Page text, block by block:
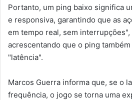
Portanto, um ping baixo significa
e responsiva, garantindo que as
em tempo real, sem interrupções",
acrescentando que o ping
"latência".
Marcos Guerra informa que, se o
frequência, o jogo se torna uma